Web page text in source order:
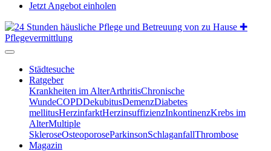
Jetzt Angebot einholen
Städtesuche
Ratgeber
Krankheiten im AlterArthritisChronische
WundeCOPDDekubitusDemenzDiabetes
mellitusHerzinfarktHerzinsuffizienzInkontinenzKrebs im
AlterMultiple
SkleroseOsteoporoseParkinsonSchlaganfallThrombose
Magazin